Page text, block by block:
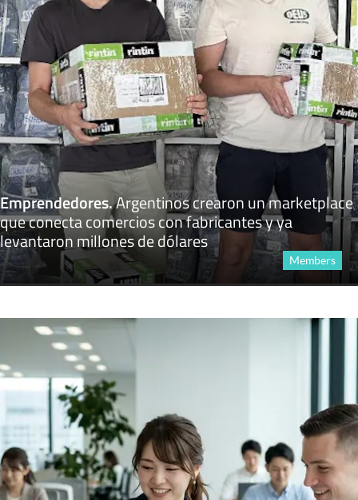
Emprendedores.Argentinos crearon un marketplace
que conecta comercios con fabricantes y ya
levantaron millones de dólares
Members